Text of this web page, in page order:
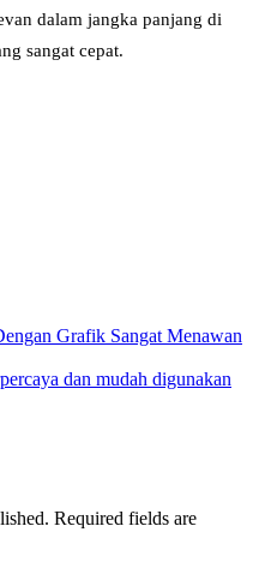
dalam jangka panjang di
sangat cepat.
Grafik Sangat Menawan
dan mudah digunakan
Required fields are